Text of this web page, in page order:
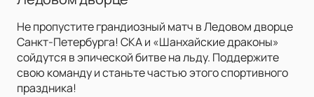
Не пропустите грандиозный матч в Ледовом дворце
Санкт-Петербурга! СКА и «Шанхайские драконы»
сойдутся в эпической битве на льду. Поддержите
свою команду и станьте частью этого спортивного
праздника!